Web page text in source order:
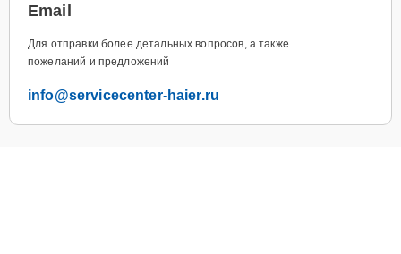
Email
Для отправки более детальных вопросов, а также
пожеланий и предложений
info@servicecenter-haier.ru